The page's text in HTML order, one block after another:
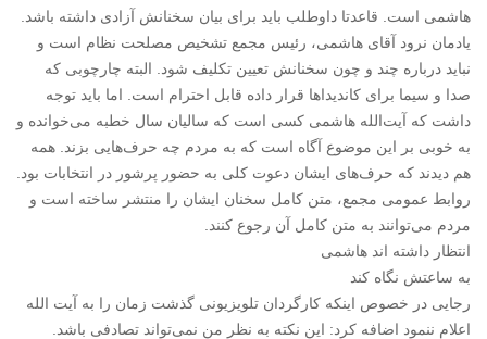
هاشمی است. قاعدتا داوطلب باید برای بیان سخنانش آزادی داشته باشد.
یادمان نرود آقای هاشمی، رئیس مجمع تشخیص مصلحت نظام است و
نباید درباره چند و چون سخنانش تعیین تکلیف شود. البته چارچوبی که
صدا و سیما برای کاندیداها قرار داده قابل احترام است. اما باید توجه
داشت که آیت‌الله هاشمی کسی است که سالیان سال خطبه می‌خوانده و
به خوبی بر این موضوع آگاه است که به مردم چه حرف‌هایی بزند. همه
هم دیدند که حرف‌های ایشان دعوت کلی به حضور پرشور در انتخابات بود.
روابط عمومی مجمع، متن کامل سخنان ایشان را منتشر ساخته است و
مردم می‌توانند به متن کامل آن رجوع کنند.
انتظار داشته اند هاشمی
به ساعتش نگاه کند
رجایی در خصوص اینکه کارگردان تلویزیونی گذشت زمان را به آیت الله
اعلام ننمود اضافه کرد: این نکته به نظر من نمی‌تواند تصادفی باشد.